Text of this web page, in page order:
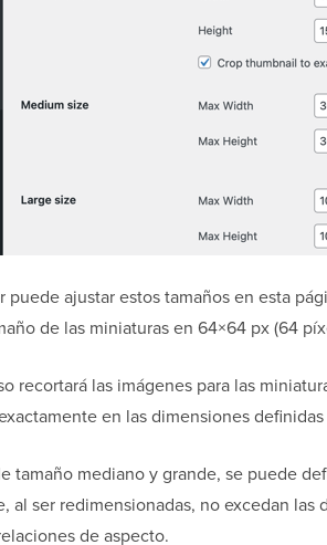
puede ajustar estos tamaños en esta
de las miniaturas en 64×64 px (64
recortará las imágenes para las
en las dimensiones
tamaño mediano y grande, se puede
al ser redimensionadas, no excedan
de aspecto.